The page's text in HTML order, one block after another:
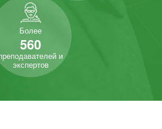
Более
560
и
экспертов